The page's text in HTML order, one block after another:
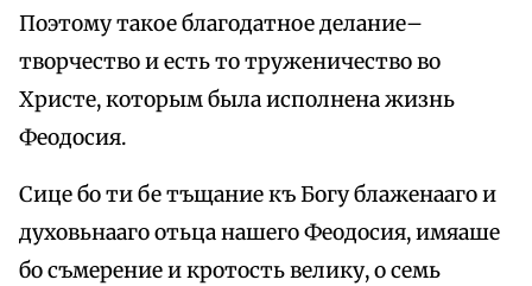
Поэтому такое благодатное делание–
творчество и есть то труженичество во
Христе, которым была исполнена жизнь
Феодосия.
Сице бо ти бе тъщание къ Богу блаженааго и
духовьнааго отьца нашего Феодосия, имяаше
бо съмерение и кротость велику, о семь